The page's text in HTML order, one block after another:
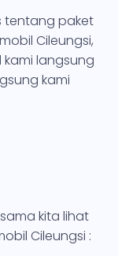
tentang paket
Cileungsi,
langsung
kami
kita lihat
Cileungsi :